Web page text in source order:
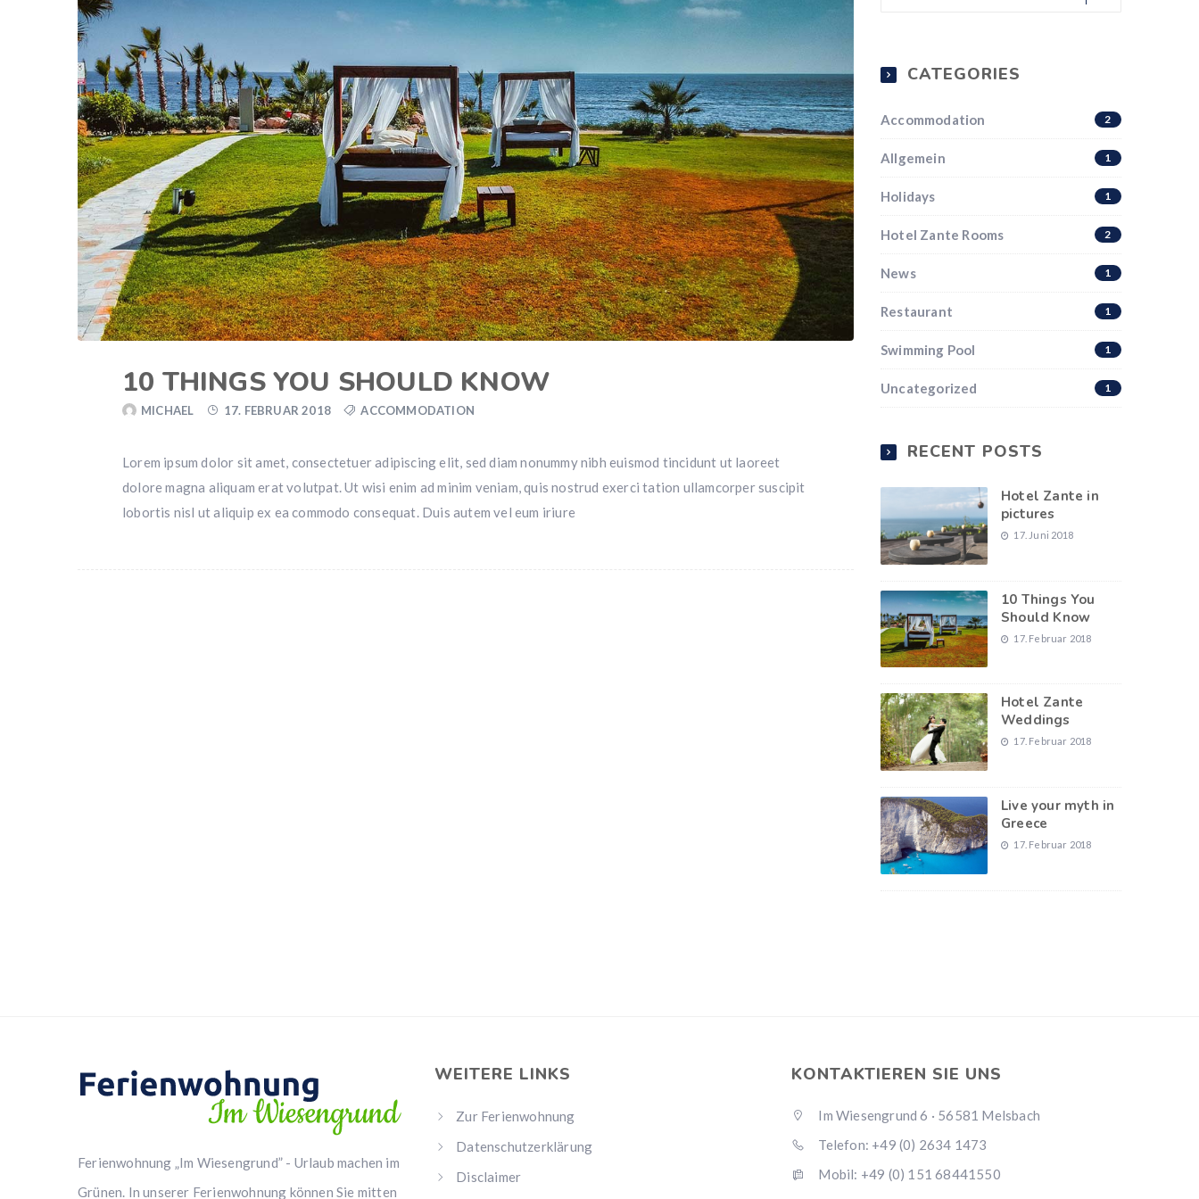
10 THINGS YOU SHOULD KNOW
MICHAEL 17. FEBRUAR 2018 ACCOMMODATION
Lorem ipsum dolor sit amet, consectetuer adipiscing elit, sed diam nonummy nibh euismod tincidunt ut laoreet
dolore magna aliquam erat volutpat. Ut wisi enim ad minim veniam, quis nostrud exerci tation ullamcorper suscipit
lobortis nisl ut aliquip ex ea commodo consequat. Duis autem vel eum iriure
CATEGORIES
Accommodation 2
Allgemein 1
Holidays 1
Hotel Zante Rooms 2
News 1
Restaurant 1
Swimming Pool 1
Uncategorized 1
RECENT POSTS
Hotel Zante in
pictures
17. Juni 2018
10 Things You
Should Know
17. Februar 2018
Hotel Zante
Weddings
17. Februar 2018
Live your myth in
Greece
17. Februar 2018
Ferienwohnung „Im Wiesengrund” - Urlaub machen im
Grünen. In unserer Ferienwohnung können Sie mitten
WEITERE LINKS
Zur Ferienwohnung
Datenschutzerklärung
Disclaimer
KONTAKTIEREN SIE UNS
Im Wiesengrund 6 · 56581 Melsbach
Telefon: +49 (0) 2634 1473
Mobil: +49 (0) 151 68441550